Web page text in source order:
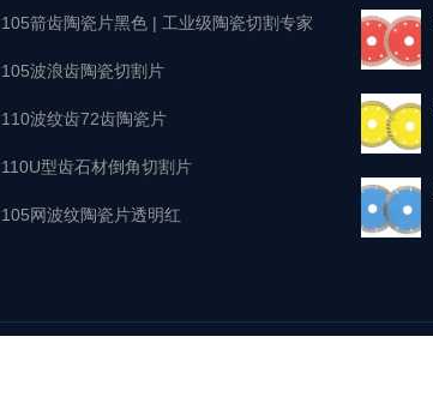
105箭齿陶瓷片黑色 | 工业级陶瓷切割专家
105波浪齿陶瓷切割片
110波纹齿72齿陶瓷片
110U型齿石材倒角切割片
105网波纹陶瓷片透明红